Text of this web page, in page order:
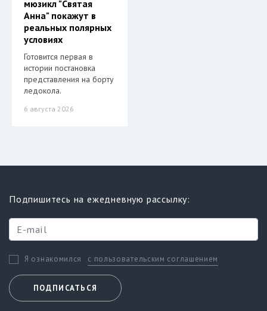
мюзикл "Святая
Анна" покажут в
реальных полярных
условиях
Готовится первая в
истории постановка
представления на борту
ледокола.
6 августа 2026
Подпишитесь на ежедневную рассылку:
Я ознакомился с пользовательским соглашением
ПОДПИСАТЬСЯ